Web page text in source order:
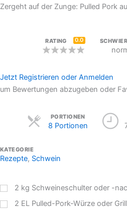
Zergeht auf der Zunge: Pulled Pork
RATING 0.0
Jetzt Registrieren oder Anmelden
um Bewertungen abzugeben oder
PORTIONEN
8 Portionen
Servings
KATEGORIE
Rezepte, Schwein
2 kg Schweineschulter oder -
2 EL Pulled-Pork-Würze oder